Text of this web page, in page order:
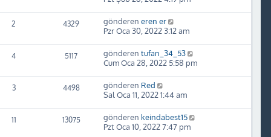
2 4329 gönderen eren er
Pzr Oca 30, 2022 3:12 am
4 5117 gönderen tufan_34_53
Cum Oca 28, 2022 5:58 pm
3 4498 gönderen Red
Sal Oca 11, 2022 1:44 am
11 13075 gönderen keindabest15
Pzt Oca 10, 2022 7:47 pm